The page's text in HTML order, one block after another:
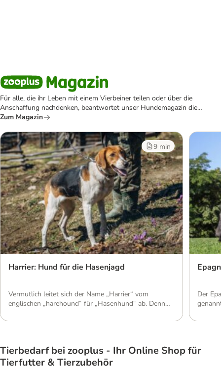
Für alle, die ihr Leben mit einem Vierbeiner teilen oder über die
Anschaffung nachdenken, beantwortet unser Hundemagazin die
wichtigsten Fragen rund um den Hund.
Zum Magazin
9 min
Harrier: Hund für die Hasenjagd
Vermutlich leitet sich der Name „Harrier“ vom
englischen „harehound“ für „Hasenhund“ ab. Denn
Aussehen: Mittelgroßer Laufhund Kleiner als ein
Foxhound mit deutlichem Beagle-Einschlag: […]
Der
Tierbedarf bei zooplus - Ihr Online Shop für
Tierfutter & Tierzubehör